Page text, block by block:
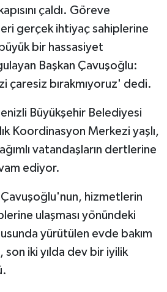
çaldı. Göreve
gerçek ihtiyaç sahiplerine
bir hassasiyet
Başkan Çavuşoğlu:
çaresiz bırakmıyoruz' dedi.
Büyükşehir Belediyesi
Koordinasyon Merkezi yaşlı,
vatandaşların dertlerine
ediyor.
Çavuşoğlu'nun, hizmetlerin
ulaşması yönündeki
yürütülen evde bakım
son iki yılda dev bir iyilik